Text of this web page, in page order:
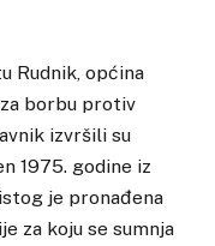
Rudnik, općina
borbu protiv
izvršili su
1975. godine iz
je pronađena
za koju se sumnja